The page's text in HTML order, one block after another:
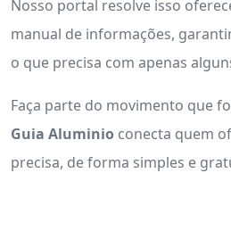
Nosso portal resolve isso
manual de informações,
o que precisa com apenas
Faça parte do movimento que
Guia Aluminio conecta quem
precisa, de forma simples e